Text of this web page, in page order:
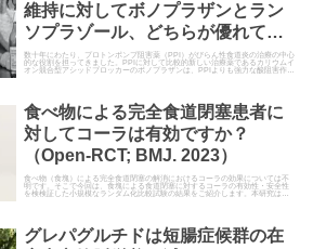
維持に対してボノプラザンとラン
ソプラゾール、どちらが優れてい
ますか？（RCT;
Gastroenterology. 2023）
数十年にわたり、プロトンポンプ阻害薬（PPI）がびらん性食道炎の治療の中心
的な役割を担ってきました。PPIに対して比較的新しい治療薬であるカリウムイ
オン競合型アシッドブロッカーのボノプラザンは、PPIよりも強力な酸阻害作用
食べ物による完全食道閉塞患者に
対してコーラは有効ですか？
（Open-RCT; BMJ. 2023）
食べ物（食塊）による完全食道閉塞の解消におけるコーラの効果については不
明です。そこで今回は、食塊による食道閉塞に対するコーラの有効性・安全性
を検検証した小規模なランダム化比較試験の結果をご紹介します。本研究は、
グレパグルチドは短腸症候群の在